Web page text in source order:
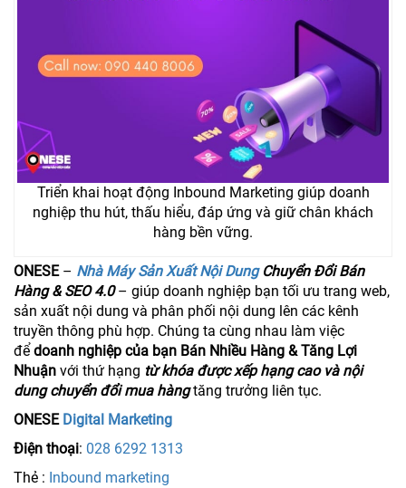
Triển khai hoạt động Inbound Marketing giúp doanh
nghiệp thu hút, thấu hiểu, đáp ứng và giữ chân khách
hàng bền vững.
ONESE– Nhà Máy Sản Xuất Nội DungChuyển Đổi Bán
Hàng & SEO 4.0– giúp doanh nghiệp bạn tối ưu trang web,
sản xuất nội dung và phân phối nội dung lên các kênh
truyền thông phù hợp. Chúng ta cùng nhau làm việc
để doanh nghiệp của bạn Bán Nhiều Hàng & Tăng Lợi
Nhuận với thứ hạng từ khóa được xếp hạng cao và nội
dung chuyển đổi mua hàngtăng trưởng liên tục.
ONESE Digital Marketing
Điện thoại: 028 6292 1313
Thẻ : Inbound marketing